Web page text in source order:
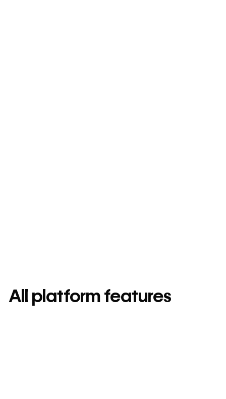
All platform features